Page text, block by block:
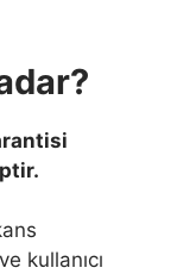
kullanıcı